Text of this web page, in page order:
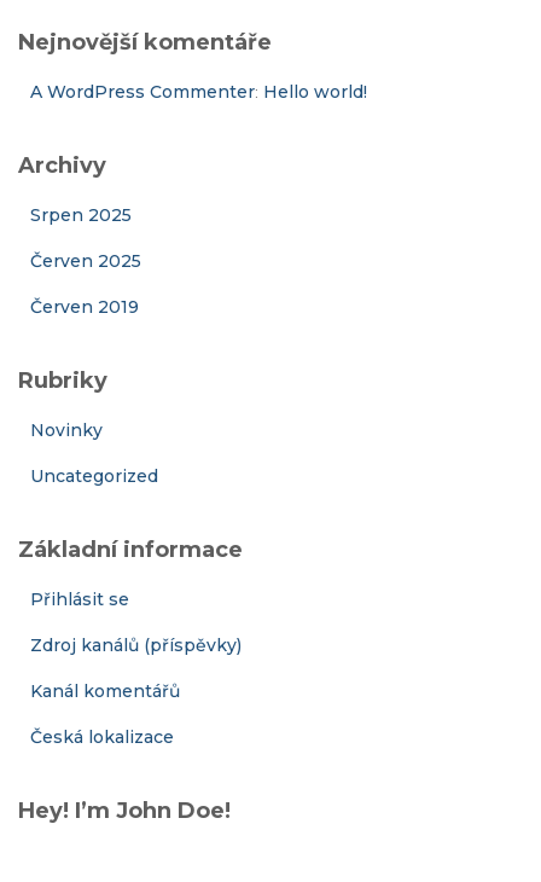
Nejnovější komentáře
A WordPress Commenter: Hello world!
Archivy
Srpen 2025
Červen 2025
Červen 2019
Rubriky
Novinky
Uncategorized
Základní informace
Přihlásit se
Zdroj kanálů (příspěvky)
Kanál komentářů
Česká lokalizace
Hey! I’m John Doe!